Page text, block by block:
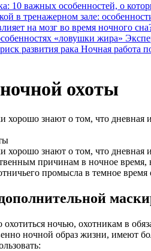
Ночная работа
охоты
хорошо знают о том, что дневная
хорошо знают о том, что дневная
причинам в ночное
промысла в темное
ночью, охотникам в
ночной образ жизни, имеют